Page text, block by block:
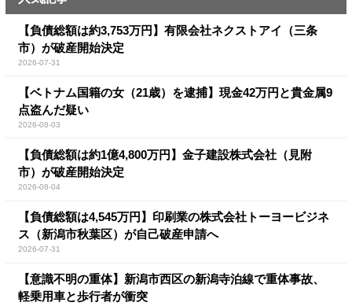
【負債総額は約3,753万円】有限会社ネクストアイ（三条
市）が破産開始決定
2026-07-31
【ベトナム国籍の女（21歳）を逮捕】現金42万円と貴金属9
点盗んだ疑い
2026-08-03
【負債総額は約1億4,800万円】金子建設株式会社（見附
市）が破産開始決定
2026-08-04
【負債総額は4,545万円】印刷業の株式会社トーヨービジネ
ス（新潟市秋葉区）が自己破産申請へ
2026-07-31
【意識不明の重体】新潟市西区の新潟寺泊線で重体事故、
軽乗用車と歩行者が衝突